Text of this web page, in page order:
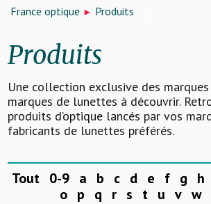
France optique Produits
Produits
Une collection exclusive des marques
marques de lunettes à découvrir.
produits d’optique lancés par vos
fabricants de lunettes préférés.
Tout 0-9 a b c d e f g h
o p q r s t u v w